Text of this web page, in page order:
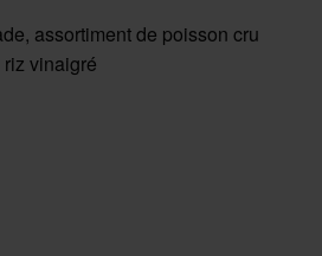
assortiment de poisson cru
vinaigré